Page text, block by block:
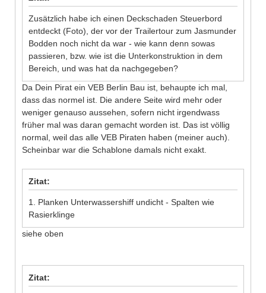
Zusätzlich habe ich einen Deckschaden Steuerbord
entdeckt (Foto), der vor der Trailertour zum Jasmunder
Bodden noch nicht da war - wie kann denn sowas
passieren, bzw. wie ist die Unterkonstruktion in dem
Bereich, und was hat da nachgegeben?
Da Dein Pirat ein VEB Berlin Bau ist, behaupte ich mal,
dass das normel ist. Die andere Seite wird mehr oder
weniger genauso aussehen, sofern nicht irgendwass
früher mal was daran gemacht worden ist. Das ist völlig
normal, weil das alle VEB Piraten haben (meiner auch).
Scheinbar war die Schablone damals nicht exakt.
Zitat:
1. Planken Unterwassershiff undicht - Spalten wie
Rasierklinge
siehe oben
Zitat: